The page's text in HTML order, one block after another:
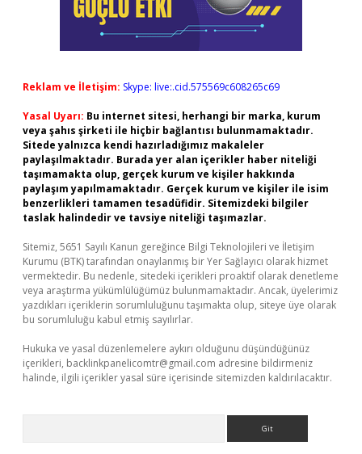
Reklam ve İletişim: Skype: live:.cid.575569c608265c69
Yasal Uyarı: Bu internet sitesi, herhangi bir marka, kurum
veya şahıs şirketi ile hiçbir bağlantısı bulunmamaktadır.
Sitede yalnızca kendi hazırladığımız makaleler
paylaşılmaktadır. Burada yer alan içerikler haber niteliği
taşımamakta olup, gerçek kurum ve kişiler hakkında
paylaşım yapılmamaktadır. Gerçek kurum ve kişiler ile isim
benzerlikleri tamamen tesadüfidir. Sitemizdeki bilgiler
taslak halindedir ve tavsiye niteliği taşımazlar.
Sitemiz, 5651 Sayılı Kanun gereğince Bilgi Teknolojileri ve İletişim
Kurumu (BTK) tarafından onaylanmış bir Yer Sağlayıcı olarak hizmet
vermektedir. Bu nedenle, sitedeki içerikleri proaktif olarak denetleme
veya araştırma yükümlülüğümüz bulunmamaktadır. Ancak, üyelerimiz
yazdıkları içeriklerin sorumluluğunu taşımakta olup, siteye üye olarak
bu sorumluluğu kabul etmiş sayılırlar.
Hukuka ve yasal düzenlemelere aykırı olduğunu düşündüğünüz
içerikleri, backlinkpanelicomtr@gmail.com adresine bildirmeniz
halinde, ilgili içerikler yasal süre içerisinde sitemizden kaldırılacaktır.